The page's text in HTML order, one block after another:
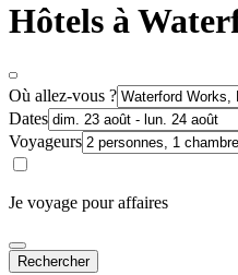
Hôtels à
Où allez-vous ?
Dates
Voyageurs
Je voyage pour affaires
Rechercher